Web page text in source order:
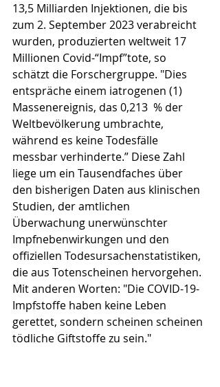
13,5 Milliarden Injektionen, die bis
zum 2. September 2023 verabreicht
wurden, produzierten weltweit 17
Millionen Covid-“Impf”tote, so
schätzt die Forschergruppe. "Dies
entspräche einem iatrogenen (1)
Massenereignis, das 0,213  % der
Weltbevölkerung umbrachte,
während es keine Todesfälle
messbar verhinderte.” Diese Zahl
liege um ein Tausendfaches über
den bisherigen Daten aus klinischen
Studien, der amtlichen
Überwachung unerwünschter
Impfnebenwirkungen und den
offiziellen Todesursachenstatistiken,
die aus Totenscheinen hervorgehen.
Mit anderen Worten: "Die COVID-19-
Impfstoffe haben keine Leben
gerettet, sondern scheinen scheinen
tödliche Giftstoffe zu sein."